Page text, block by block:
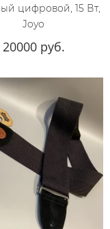
цифровой, 15 Вт,
Joyo
20000 руб.